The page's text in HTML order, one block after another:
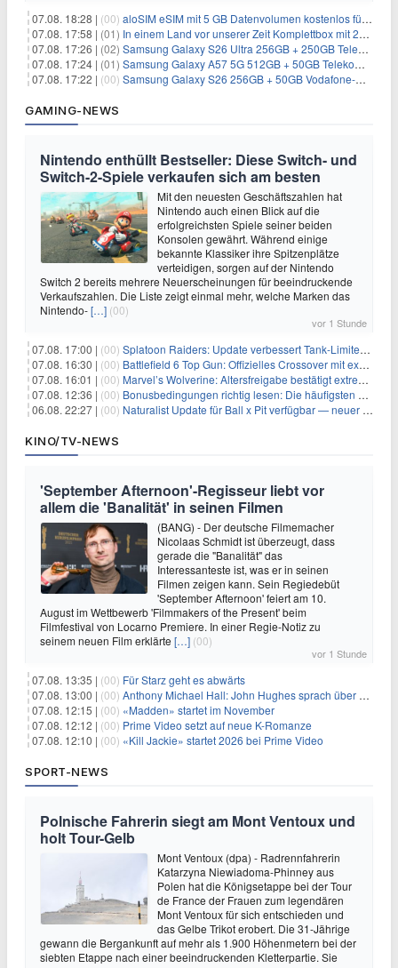
07.08. 18:28 | (00) aloSIM eSIM mit 5 GB Datenvolumen kostenlos für Windscribe-Pro-Nutzer
07.08. 17:58 | (01) In einem Land vor unserer Zeit Komplettbox mit 27 DVDs für 59,49€
07.08. 17:26 | (02) Samsung Galaxy S26 Ultra 256GB + 250GB Telekom-Netz für 34€/Monat (effektiv 5,42€/Monat)
07.08. 17:24 | (01) Samsung Galaxy A57 5G 512GB + 50GB Telekom-Netz für 20€/Monat (effektiv 3,33€/Monat)
07.08. 17:22 | (00) Samsung Galaxy S26 256GB + 50GB Vodafone-Netz für 19,99€/Monat (effektiv 1,26€/Monat)
GAMING-NEWS
Nintendo enthüllt Bestseller: Diese Switch- und
Switch-2-Spiele verkaufen sich am besten
Mit den neuesten Geschäftszahlen hat
Nintendo auch einen Blick auf die
erfolgreichsten Spiele seiner beiden
Konsolen gewährt. Während einige
bekannte Klassiker ihre Spitzenplätze
verteidigen, sorgen auf der Nintendo
Switch 2 bereits mehrere Neuerscheinungen für beeindruckende
Verkaufszahlen. Die Liste zeigt einmal mehr, welche Marken das
Nintendo-[…] (00)
vor 1 Stunde
07.08. 17:00 | (00) Splatoon Raiders: Update verbessert Tank-Limiter und behebt Bugs
07.08. 16:30 | (00) Battlefield 6 Top Gun: Offizielles Crossover mit exklusiven Inhalten angekündigt
07.08. 16:01 | (00) Marvel’s Wolverine: Altersfreigabe bestätigt extreme Gewalt und düstere Szenen
07.08. 12:36 | (00) Bonusbedingungen richtig lesen: Die häufigsten Stolperfallen
06.08. 22:27 | (00) Naturalist Update für Ball x Pit verfügbar — neuer Content auf allen Plattformen
KINO/TV-NEWS
'September Afternoon'-Regisseur liebt vor
allem die 'Banalität' in seinen Filmen
(BANG) - Der deutsche Filmemacher
Nicolaas Schmidt ist überzeugt, dass
gerade die "Banalität" das
Interessanteste ist, was er in seinen
Filmen zeigen kann. Sein Regiedebüt
'September Afternoon' feiert am 10.
August im Wettbewerb 'Filmmakers of the Present' beim
Filmfestival von Locarno Premiere. In einer Regie-Notiz zu
seinem neuen Film erklärte […] (00)
vor 1 Stunde
07.08. 13:35 | (00) Für Starz geht es abwärts
07.08. 13:00 | (00) Anthony Michael Hall: John Hughes sprach über eine Fortsetzung von 'The Breakfast Club'
07.08. 12:15 | (00) «Madden» startet im November
07.08. 12:12 | (00) Prime Video setzt auf neue K-Romanze
07.08. 12:10 | (00) «Kill Jackie» startet 2026 bei Prime Video
SPORT-NEWS
Polnische Fahrerin siegt am Mont Ventoux und
holt Tour-Gelb
Mont Ventoux (dpa) - Radrennfahrerin
Katarzyna Niewiadoma-Phinney aus
Polen hat die Königsetappe bei der Tour
de France der Frauen zum legendären
Mont Ventoux für sich entschieden und
das Gelbe Trikot erobert. Die 31-Jährige
gewann die Bergankunft auf mehr als 1.900 Höhenmetern bei der
siebten Etappe nach einer beeindruckenden Kletterpartie. Sie